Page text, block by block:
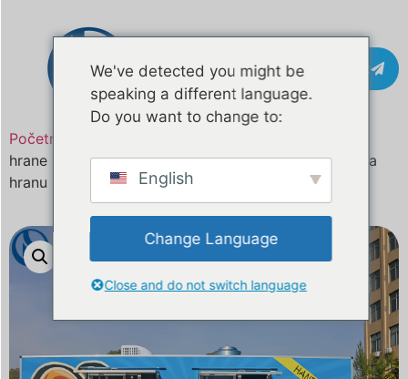
Kontakt
Početna
hrane po narudžbi od 23 stope | Mobilne prikolice za
hranu izravno iz tvornice – Zatražite ponudu
We've detected you might be
speaking a different language.
Do you want to change to:
English
Change Language
Close and do not switch language